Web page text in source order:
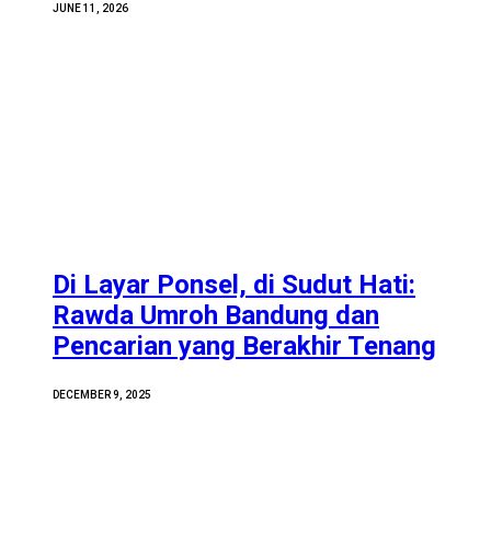
JUNE 11, 2026
Di Layar Ponsel, di Sudut Hati:
Rawda Umroh Bandung dan
Pencarian yang Berakhir Tenang
DECEMBER 9, 2025